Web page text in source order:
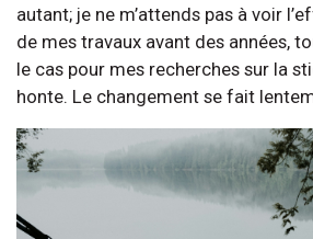
autant; je ne m’attends pas à voir
de mes travaux avant des années,
le cas pour mes recherches sur la
honte. Le changement se fait